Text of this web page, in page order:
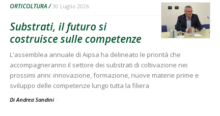
ORTICOLTURA 30 Luglio 2026
Substrati, il futuro si
costruisce sulle competenze
L'assemblea annuale di Aipsa ha delineato le priorità che
accompagneranno il settore dei substrati di coltivazione nei
prossimi anni: innovazione, formazione, nuove materie prime e
sviluppo delle competenze lungo tutta la filiera
Di Andrea Sandini -